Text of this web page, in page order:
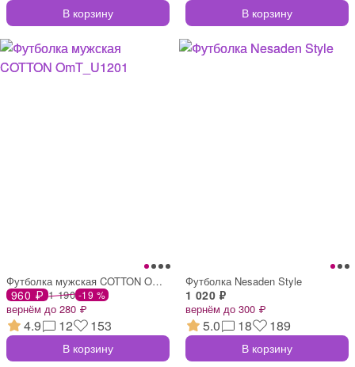
В корзину В корзину
Футболка мужская COTTON OmT_U1201
960 ₽ 1 190 -19 %
вернём до 280 ₽
4.9 12 153
В корзину
Футболка Nesaden Style
1 020 ₽
вернём до 300 ₽
5.0 18 189
В корзину